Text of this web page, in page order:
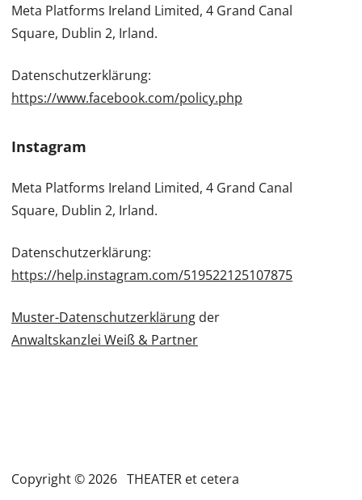
Meta Platforms Ireland Limited, 4 Grand Canal
Square, Dublin 2, Irland.
Datenschutzerklärung:
https://www.facebook.com/policy.php
Instagram
Meta Platforms Ireland Limited, 4 Grand Canal
Square, Dublin 2, Irland.
Datenschutzerklärung:
https://help.instagram.com/519522125107875
Muster-Datenschutzerklärung der
Anwaltskanzlei Weiß & Partner
Copyright © 2026 THEATER et cetera